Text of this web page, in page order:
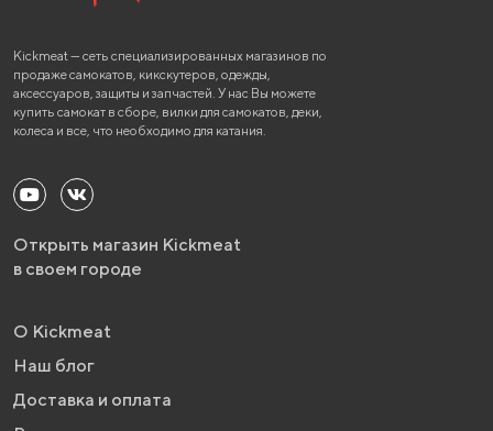
Kickmeat — сеть специализированных магазинов по
продаже самокатов, кикскутеров, одежды,
аксессуаров, защиты и запчастей. У нас Вы можете
купить самокат в сборе, вилки для самокатов, деки,
колеса и все, что необходимо для катания.
Открыть магазин Kickmeat
в своем городе
О Kickmeat
Наш блог
Доставка и оплата